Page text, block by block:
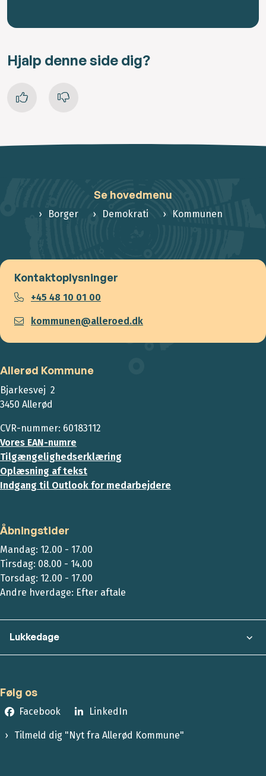
Hjalp denne side dig?
Se hovedmenu
Borger Demokrati Kommunen
Kontaktoplysninger
+45 48 10 01 00
kommunen@alleroed.dk
Allerød Kommune
Bjarkesvej 2
3450 Allerød
CVR-nummer: 60183112
Vores EAN-numre
Tilgængelighedserklæring
Oplæsning af tekst
Indgang til Outlook for medarbejdere
Åbningstider
Mandag: 12.00 - 17.00
Tirsdag: 08.00 - 14.00
Torsdag: 12.00 - 17.00
Andre hverdage: Efter aftale
Lukkedage
Følg os
Facebook LinkedIn
Tilmeld dig "Nyt fra Allerød Kommune"